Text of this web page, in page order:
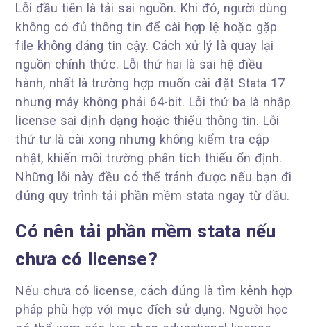
Lỗi đầu tiên là tải sai nguồn. Khi đó, người dùng
không có đủ thông tin để cài hợp lệ hoặc gặp
file không đáng tin cậy. Cách xử lý là quay lại
nguồn chính thức. Lỗi thứ hai là sai hệ điều
hành, nhất là trường hợp muốn cài đặt Stata 17
nhưng máy không phải 64-bit. Lỗi thứ ba là nhập
license sai định dạng hoặc thiếu thông tin. Lỗi
thứ tư là cài xong nhưng không kiểm tra cập
nhật, khiến môi trường phân tích thiếu ổn định.
Những lỗi này đều có thể tránh được nếu bạn đi
đúng quy trình tải phần mềm stata ngay từ đầu.
Có nên tải phần mềm stata nếu
chưa có license?
Nếu chưa có license, cách đúng là tìm kênh hợp
pháp phù hợp với mục đích sử dụng. Người học